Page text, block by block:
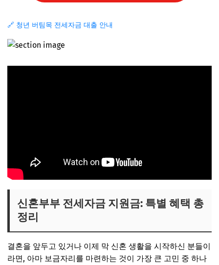
🔗 청년 버팀목 전세자금 대출 안내
신혼부부 전세자금 지원금: 특별 혜택 총
정리
결혼을 앞두고 있거나 이제 막 신혼 생활을 시작하신 분들이
라면, 아마 보금자리를 마련하는 것이 가장 큰 고민 중 하나